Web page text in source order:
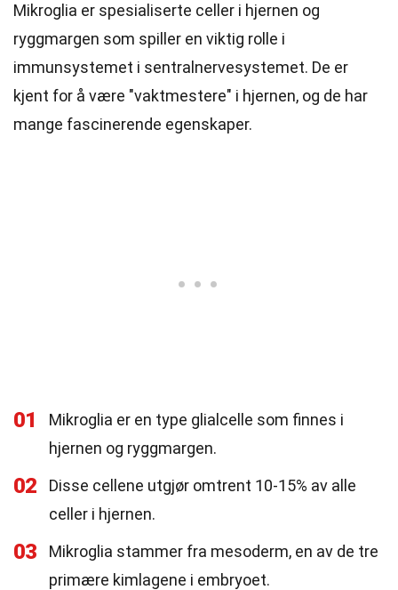
Mikroglia er spesialiserte celler i hjernen og
ryggmargen som spiller en viktig rolle i
immunsystemet i sentralnervesystemet. De er
kjent for å være "vaktmestere" i hjernen, og de har
mange fascinerende egenskaper.
01
Mikroglia er en type glialcelle som finnes i
hjernen og ryggmargen.
02
Disse cellene utgjør omtrent 10-15% av alle
celler i hjernen.
03
Mikroglia stammer fra mesoderm, en av de tre
primære kimlagene i embryoet.